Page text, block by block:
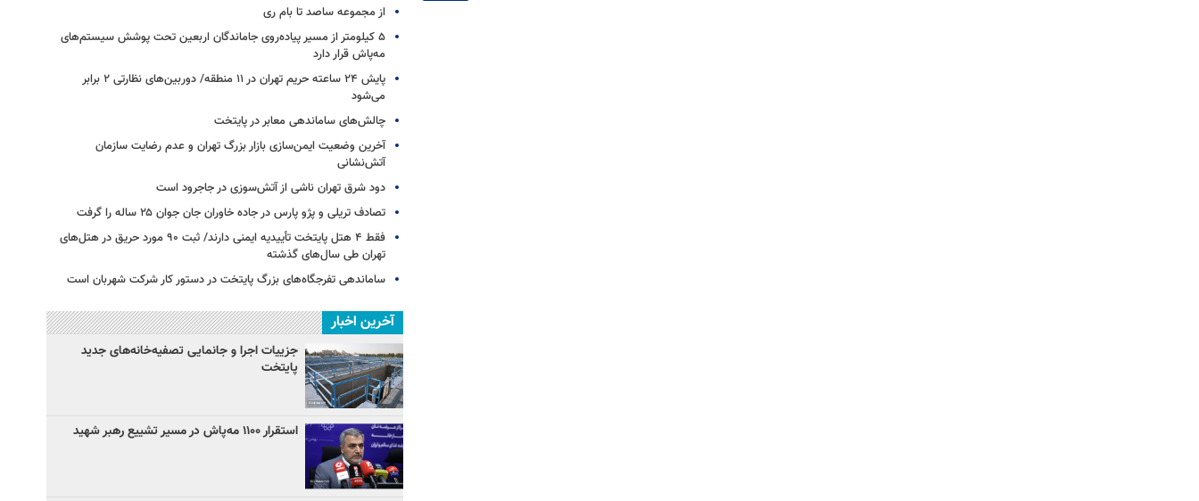
از مجموعه ساصد تا بام ری
۵ کیلومتر از مسیر پیاده‌روی جاماندگان اربعین تحت پوشش سیستم‌های
مه‌پاش قرار دارد
پایش ۲۴ ساعته حریم تهران در ۱۱ منطقه/ دوربین‌های نظارتی ۲ برابر
می‌شود
چالش‌های ساماندهی معابر در پایتخت
آخرین وضعیت ایمن‌سازی بازار بزرگ تهران و عدم رضایت سازمان
آتش‌نشانی
دود شرق تهران ناشی از آتش‌سوزی در جاجرود است
تصادف تریلی و پژو پارس در جاده خاوران جان جوان ۲۵ ساله را گرفت
فقط ۴ هتل پایتخت تأییدیه ایمنی دارند/ ثبت ۹۰ مورد حریق در هتل‌های
تهران طی سال‌های گذشته
ساماندهی تفرجگاه‌های بزرگ پایتخت در دستور کار شرکت شهربان است
آخرین اخبار
جزییات اجرا و جانمایی تصفیه‌خانه‌های جدید
پایتخت
استقرار ۱۱۰۰ مه‌پاش در مسیر تشییع رهبر شهید